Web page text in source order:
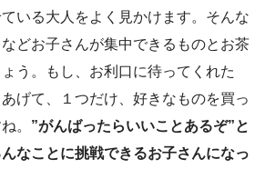
いる大人をよく見かけます。そんな
どお子さんが集中できるものとお茶
う。もし、お利口に待ってくれた
げて、１つだけ、好きなものを買っ
。 ”がんばったらいいことあるぞ”と
なことに挑戦できるお子さんになっ